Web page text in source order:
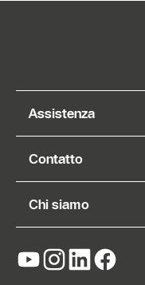
Assistenza
Contatto
Chi siamo